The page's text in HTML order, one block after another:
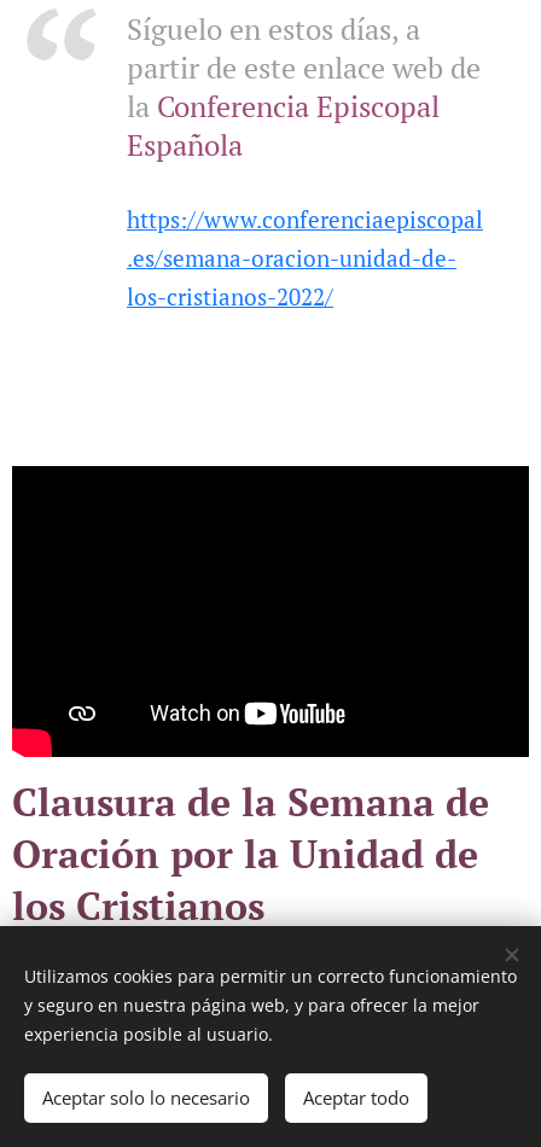
Síguelo en estos días, a
partir de este enlace web de
la Conferencia Episcopal
Española
https://www.conferenciaepiscopal
.es/semana-oracion-unidad-de-
los-cristianos-2022/
Clausura de la Semana de
Oración por la Unidad de
los Cristianos
Oración ecuménica presidida por el obispo de la diócesis
otras comunidades cristianas, desde el Templo
Ecuménico El Salvador, Gran Canaria.
Utilizamos cookies para permitir un correcto funcionamiento
y seguro en nuestra página web, y para ofrecer la mejor
experiencia posible al usuario.
Aceptar solo lo necesario Aceptar todo